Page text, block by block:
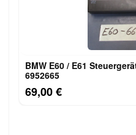
BMW E60 / E61
6952665
69,00 €